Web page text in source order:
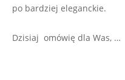
po bardziej eleganckie.
Dzisiaj omówię dla Was, …